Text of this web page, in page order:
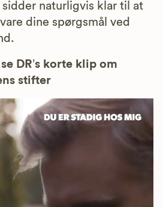
naturligvis klar til at
dine spørgsmål ved
DR’s korte klip om
stifter